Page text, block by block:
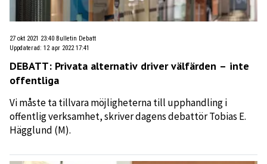
27 okt 2021 23:40 Bulletin Debatt
Uppdaterad: 12 apr 2022 17:41
DEBATT: Privata alternativ driver välfärden – inte
offentliga
Vi måste ta tillvara möjligheterna till upphandling i
offentlig verksamhet, skriver dagens debattör Tobias E.
Hägglund (M).